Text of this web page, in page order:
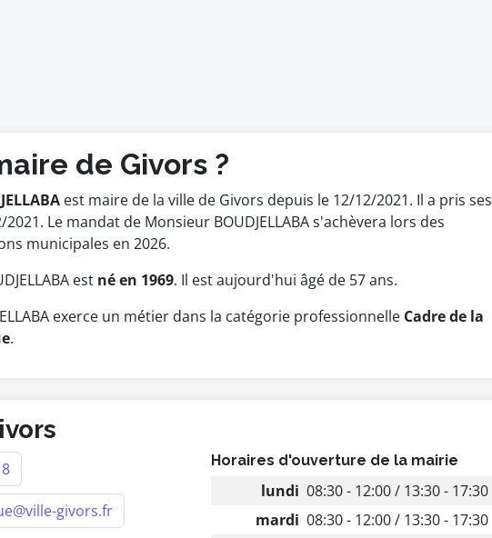
de Givors ?
est maire de la ville de Givors depuis le 12/12/2021. Il a pris ses
Le mandat de Monsieur BOUDJELLABA s'achèvera lors des
municipales en 2026.
est né en 1969. Il est aujourd'hui âgé de 57 ans.
exerce un métier dans la catégorie professionnelle Cadre de la
.
givors.fr
Horaires d'ouverture de la mairie
lundi 08:30 - 12:00 / 13:30 - 17:30
mardi 08:30 - 12:00 / 13:30 - 17:30